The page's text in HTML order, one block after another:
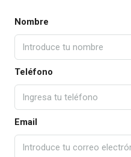
Nombre
Teléfono
Email